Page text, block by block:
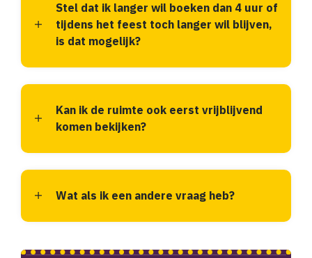
Stel dat ik langer wil boeken dan 4 uur of
tijdens het feest toch langer wil blijven,
is dat mogelijk?
Kan ik de ruimte ook eerst vrijblijvend
komen bekijken?
Wat als ik een andere vraag heb?